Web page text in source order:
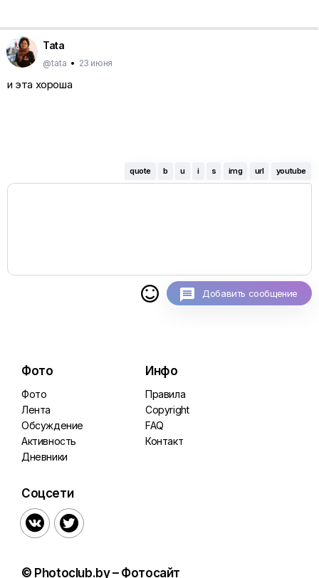
Tata
@tata • 23 июня
и эта хороша
quote b u i s img url youtube
 Добавить сообщение
Фото
Фото
Лента
Обсуждение
Активность
Дневники
Инфо
Правила
Copyright
FAQ
Контакт
Соцсети
 
© Photoclub.by – Фотосайт